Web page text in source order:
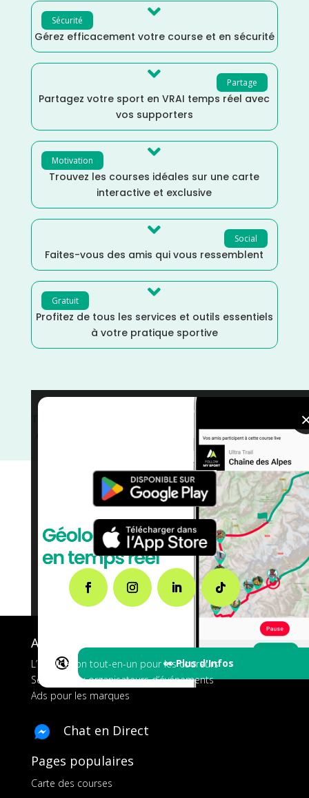
Sécurité 
Gérez efficacement votre course et en sécurité
Partage

Partagez votre sport en VRAI temps réel avec
vos supporters
Motivation 
Trouvez les courses idéales sur une carte
interactive et exclusive
Social

Faites-vous des amis qui vous ressemblent
Gratuit 
Profitez de tous les services et outils essentiels
à votre pratique sportive
🔇 👀 Plus d'Infos
Trail
Dénivelé Montagne/Dénivelé
Auvergne Rhône Alpes
A propos de FMS
L’application tout-en-un pour les coureurs
Services aux organisateurs d’événements
Ads pour les marques
Chat en Direct
Pages populaires
Carte des courses